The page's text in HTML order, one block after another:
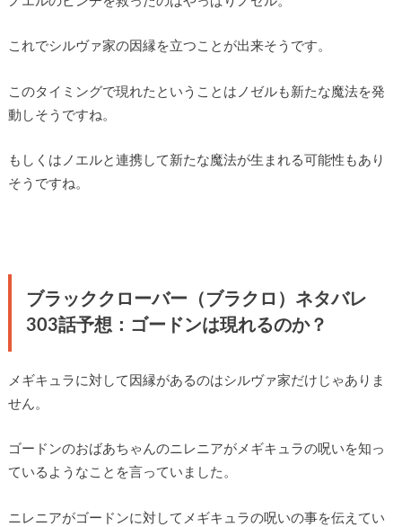
これでシルヴァ家の因縁を立つことが出来そうです。
このタイミングで現れたということはノゼルも新たな魔法を発
動しそうですね。
もしくはノエルと連携して新たな魔法が生まれる可能性もあり
そうですね。
ブラッククローバー（ブラクロ）ネタバレ
303話予想：ゴードンは現れるのか？
メギキュラに対して因縁があるのはシルヴァ家だけじゃありま
せん。
ゴードンのおばあちゃんのニレニアがメギキュラの呪いを知っ
ているようなことを言っていました。
ニレニアがゴードンに対してメギキュラの呪いの事を伝えてい